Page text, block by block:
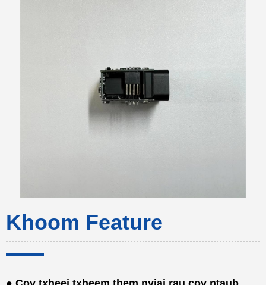
Khoom Feature